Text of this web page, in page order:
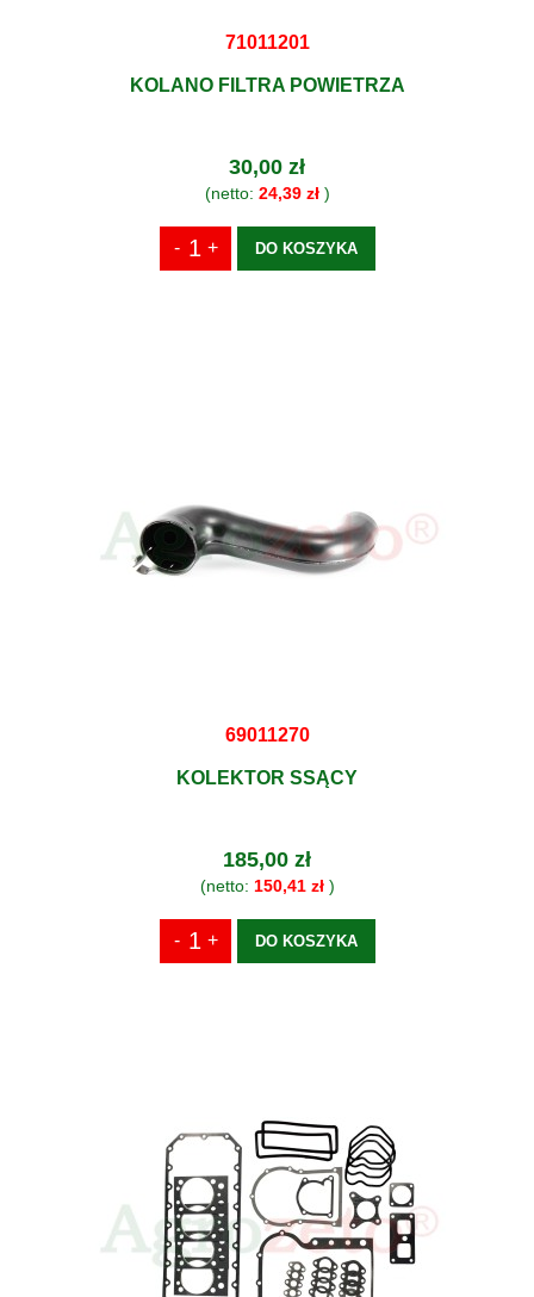
71011201
KOLANO FILTRA POWIETRZA
30,00 zł
(netto: 24,39 zł)
DO KOSZYKA
69011270
KOLEKTOR SSĄCY
185,00 zł
(netto: 150,41 zł)
DO KOSZYKA